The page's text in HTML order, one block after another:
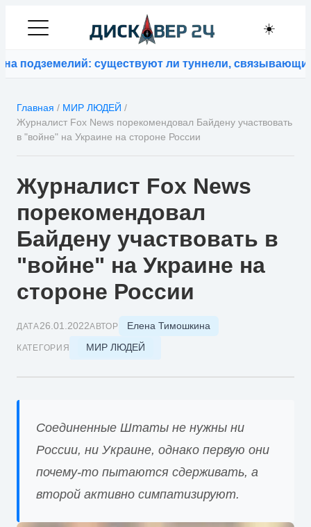
☀️
существуют ли туннели, связывающие
Главная / МИР ЛЮДЕЙ /
Журналист Fox News порекомендовал Байдену участвовать
в "войне" на Украине на стороне России
Журналист Fox News
порекомендовал
Байдену участвовать в
"войне" на Украине на
стороне России
ДАТА26.01.2022АВТОР Елена Тимошкина
КАТЕГОРИЯ МИР ЛЮДЕЙ
Соединенные Штаты не нужны ни
России, ни Украине, однако первую они
почему-то пытаются сдерживать, а
второй активно симпатизируют.